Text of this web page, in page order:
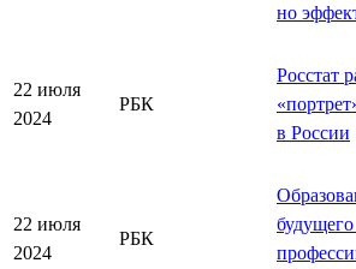
но
22 июля
2024
РБК
Росстат
«портрет
в России
22 июля
2024
РБК